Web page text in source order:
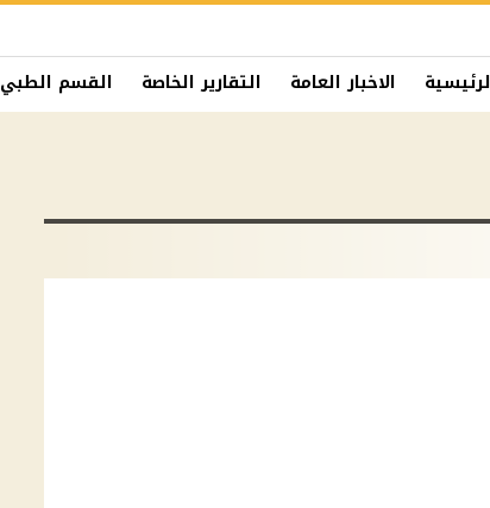
الاخبار العامة التقارير الخاصة القسم الطبي